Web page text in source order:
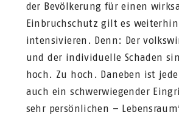
der Bevölkerung für einen
Einbruchschutz gilt es
intensivieren. Denn: Der
und der individuelle Schaden
hoch. Zu hoch. Daneben ist
auch ein schwerwiegender
sehr persönlichen –